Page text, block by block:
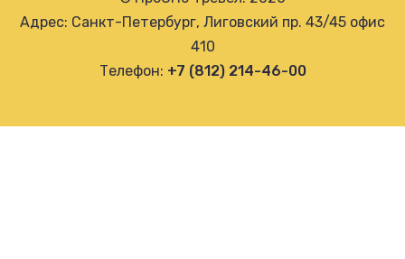
Адрес: Санкт-Петербург, Лиговский пр. 43/45 офис
410
Телефон: +7 (812) 214-46-00